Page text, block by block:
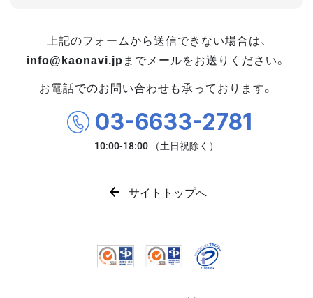
上記のフォームから送信できない場合は、
info@kaonavi.jp までメールをお送りください。
お電話でのお問い合わせも承っております。
03-6633-2781
サイトトップへ